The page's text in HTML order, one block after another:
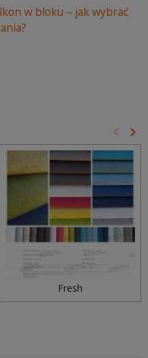
w bloku – jak wybrać
keyboard_arrow_left keyboard_arrow_right
Fresh